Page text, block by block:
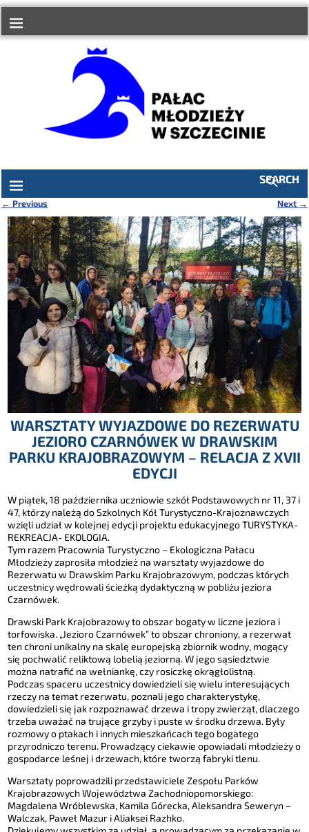
treści
SEARCH
Nawigacja
← Previous Next →
WARSZTATY WYJAZDOWE DO REZERWATU
JEZIORO CZARNÓWEK W DRAWSKIM
PARKU KRAJOBRAZOWYM – RELACJA Z XVII
EDYCJI
W piątek, 18 października uczniowie szkół Podstawowych nr 11, 37 i
47, którzy należą do Szkolnych Kół Turystyczno-Krajoznawczych
wzięli udział w kolejnej edycji projektu edukacyjnego TURYSTYKA-
REKREACJA- EKOLOGIA.
Tym razem Pracownia Turystyczno – Ekologiczna Pałacu
Młodzieży zaprosiła młodzież na warsztaty wyjazdowe do
Rezerwatu w Drawskim Parku Krajobrazowym, podczas których
uczestnicy wędrowali ścieżką dydaktyczną w pobliżu jeziora
Czarnówek.
Drawski Park Krajobrazowy to obszar bogaty w liczne jeziora i
torfowiska. „Jezioro Czarnówek” to obszar chroniony, a rezerwat
ten chroni unikalny na skalę europejską zbiornik wodny, mogący
się pochwalić reliktową lobelią jeziorną. W jego sąsiedztwie
można natrafić na wełniankę, czy rosiczkę okrągłolistną.
Podczas spaceru uczestnicy dowiedzieli się wielu interesujących
rzeczy na temat rezerwatu, poznali jego charakterystykę,
dowiedzieli się jak rozpoznawać drzewa i tropy zwierząt, dlaczego
trzeba uważać na trujące grzyby i puste w środku drzewa. Były
rozmowy o ptakach i innych mieszkańcach tego bogatego
przyrodniczo terenu. Prowadzący ciekawie opowiadali młodzieży o
gospodarce leśnej i drzewach, które tworzą fabryki tlenu.
Warsztaty poprowadzili przedstawiciele Zespołu Parków
Krajobrazowych Województwa Zachodniopomorskiego:
Magdalena Wróblewska, Kamila Górecka, Aleksandra Seweryn –
Walczak, Paweł Mazur i Aliaksei Razhko.